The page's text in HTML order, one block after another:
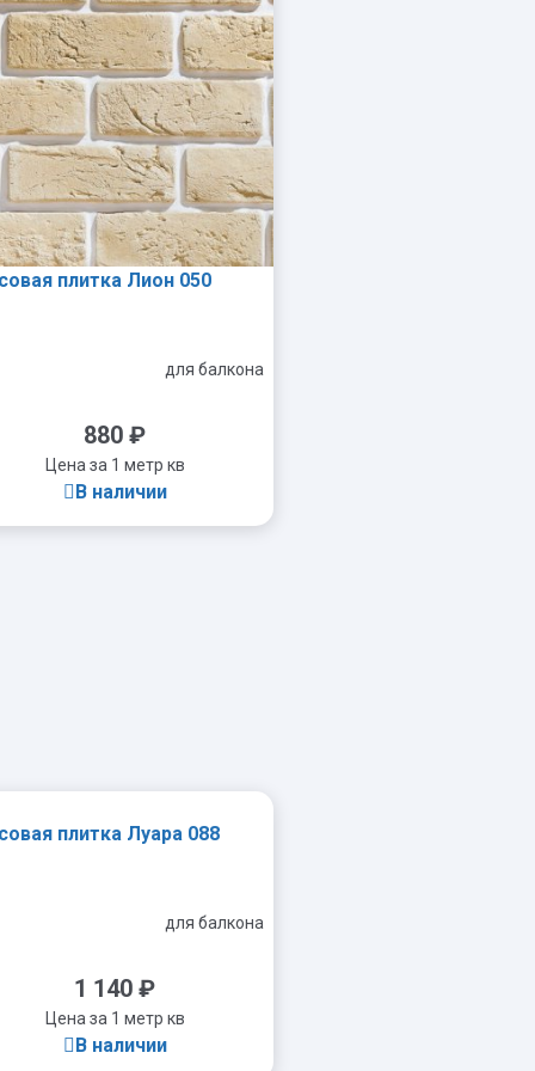
плитка Лион 050
для балкона
880 ₽
Цена за 1 метр кв
В наличии
плитка Луара 088
для балкона
1 140 ₽
Цена за 1 метр кв
В наличии